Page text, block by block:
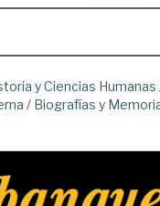
y Ciencias Humanas
/ Biografías y